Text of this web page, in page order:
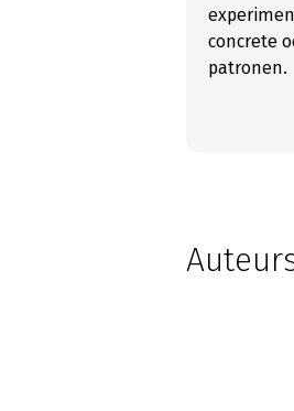
concrete
patronen.